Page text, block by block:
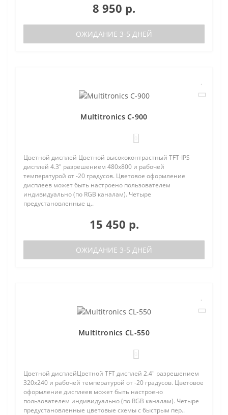
8 950 р.
ОЖИДАНИЕ 3-5 ДНЕЙ
Multitronics C-900
Цветной дисплей Цветной высококонтрастный TFT-IPS
дисплей 4.3" разрешением 480х800 и рабочей
температурой от -20 градусов. Цветовое оформление
дисплеев может быть настроено пользователем
индивидуально (по RGB каналам). Четыре
предустановленные ц..
15 450 р.
ОЖИДАНИЕ 3-5 ДНЕЙ
Multitronics CL-550
Цветной дисплейЦветной TFT дисплей 2.4" разрешением
320х240 и рабочей температурой от -20 градусов. Цветовое
оформление дисплеев может быть настроено
пользователем индивидуально (по RGB каналам). Четыре
предустановленные цветовые схемы с быстрым пер..